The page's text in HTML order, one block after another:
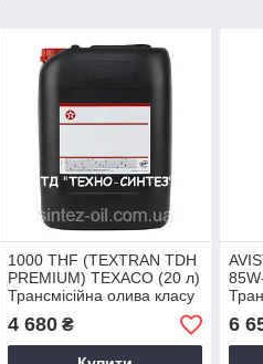
1000 THF (TEXTRAN TDH
PREMIUM) TEXACO (20 л)
Трансмісійна олива класу
UTTO
4 680₴ 6